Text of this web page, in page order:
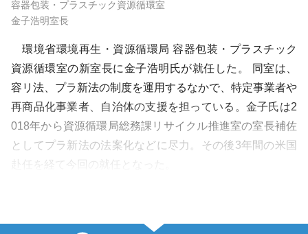
容器包装・プラスチック資源循環室
金子浩明室長
環境省環境再生・資源循環局 容器包装・プラスチック
資源循環室の新室長に金子浩明氏が就任した。 同室は、
容リ法、プラ新法の制度を運用するなかで、特定事業者や
再商品化事業者、自治体の支援を担っている。金子氏は2
018年から資源循環局総務課リサイクル推進室の室長補佐
としてプラ新法の法案化などに尽力。その後3年間の米国
赴任を経て今回の就任となった。